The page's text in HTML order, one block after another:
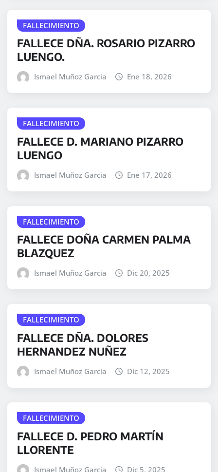
FALLECIMIENTO
FALLECE DÑA. ROSARIO PIZARRO
LUENGO.
Ismael Muñoz Garcia Ene 18, 2026
FALLECIMIENTO
FALLECE D. MARIANO PIZARRO
LUENGO
Ismael Muñoz Garcia Ene 17, 2026
FALLECIMIENTO
FALLECE DOÑA CARMEN PALMA
BLAZQUEZ
Ismael Muñoz Garcia Dic 20, 2025
FALLECIMIENTO
FALLECE DÑA. DOLORES
HERNANDEZ NUÑEZ
Ismael Muñoz Garcia Dic 12, 2025
FALLECIMIENTO
FALLECE D. PEDRO MARTÍN
LLORENTE
Ismael Muñoz Garcia Dic 5, 2025